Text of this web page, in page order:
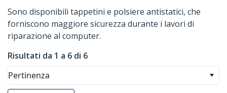
Sono disponibili tappetini e polsiere antistatici, che
forniscono maggiore sicurezza durante i lavori di
riparazione al computer.
Risultati da 1 a 6 di 6
Pertinenza